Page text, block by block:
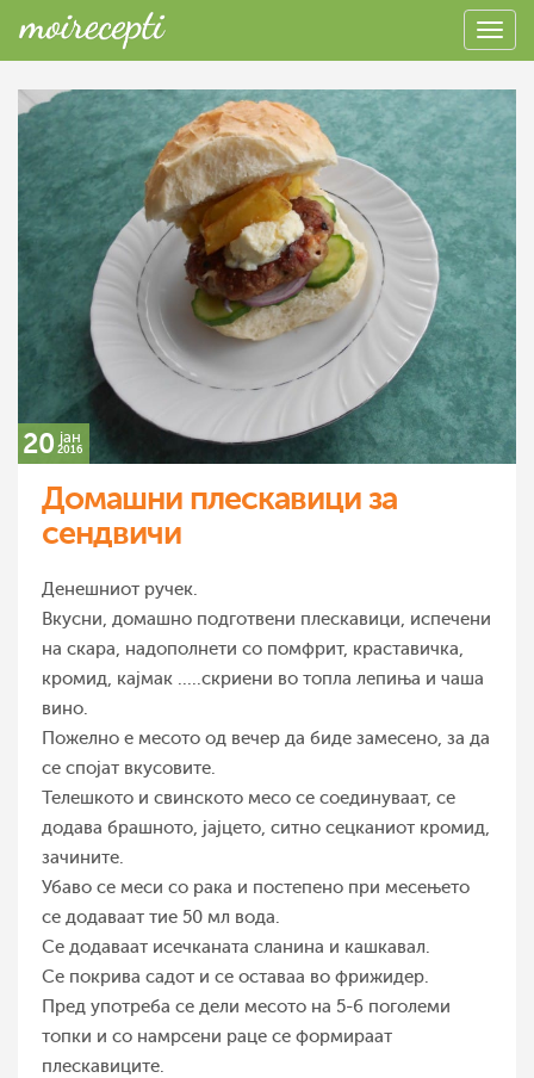
20 јан
2016
Домашни плескавици за
сендвичи
Денешниот ручек.
Вкусни, домашно подготвени плескавици, испечени
на скара, надополнети со помфрит, краставичка,
кромид, кајмак .....скриени во топла лепиња и чаша
вино.
Пожелно е месото од вечер да биде замесено, за да
се спојат вкусовите.
Телешкото и свинското месо се соединуваат, се
додава брашното, јајцето, ситно сецканиот кромид,
зачините.
Убаво се меси со рака и постепено при месењето
се додаваат тие 50 мл вода.
Се додаваат исечканата сланина и кашкавал.
Се покрива садот и се оставаа во фрижидер.
Пред употреба се дели месото на 5-6 поголеми
топки и со намрсени раце се формираат
плескавиците.